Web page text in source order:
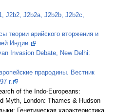
J2b2, J2b2a, J2b2b, J2b2c,
теории арийского вторжения и
Индии.
Invasion Debate, New Delhi:
прародины. Вестник
г.
of the Indo-Europeans:
Myth, London: Thames & Hudson
Генетическая характеристика.